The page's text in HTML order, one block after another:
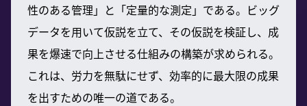
性のある管理」と「定量的な測定」である。ビッグ
データを用いて仮説を立て、その仮説を検証し、成
果を爆速で向上させる仕組みの構築が求められる。
これは、労力を無駄にせず、効率的に最大限の成果
を出すための唯一の道である。